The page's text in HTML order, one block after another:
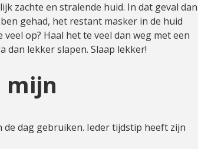
zachte en stralende huid. In dat geval dan
gehad, het restant masker in de huid
op? Haal het te veel dan weg met een
dan lekker slapen. Slaap lekker!
mijn
de dag gebruiken. Ieder tijdstip heeft zijn